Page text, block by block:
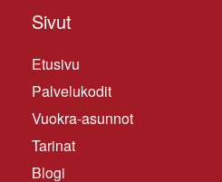
Sivut
Etusivu
Palvelukodit
Vuokra-asunnot
Tarinat
Blogi